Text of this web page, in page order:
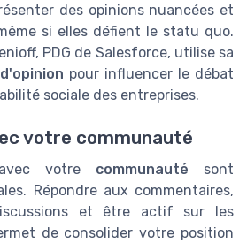
des opinions nuancées et
si elles défient le statu quo.
PDG de Salesforce, utilise sa
pour influencer le débat
sociale des entreprises.
votre communauté
votre communauté sont
Répondre aux commentaires,
et être actif sur les
de consolider votre position